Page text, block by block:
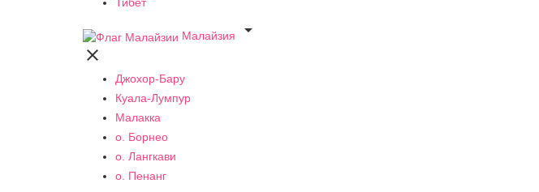
Тибет
Малайзия


Джохор-Бару
Куала-Лумпур
Малакка
о. Борнео
о. Лангкави
о. Пенанг